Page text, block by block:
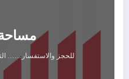
مساحة
للحجز والاستفسار........